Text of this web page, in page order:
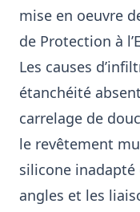
mise en oeuvre
de Protection à
Les causes
étanchéité
carrelage de
le revêtement
silicone
angles et les